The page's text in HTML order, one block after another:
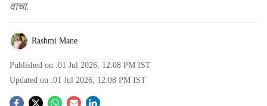
वाचा.
Rashmi Mane
Published on :01 Jul 2026, 12:08 PM IST
Updated on :01 Jul 2026, 12:08 PM IST